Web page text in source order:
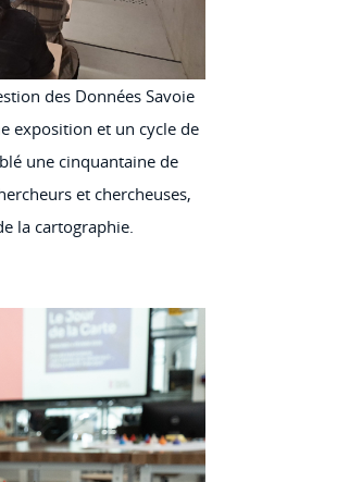
des Données Savoie
exposition et un cycle de
une cinquantaine de
et chercheuses,
la cartographie.